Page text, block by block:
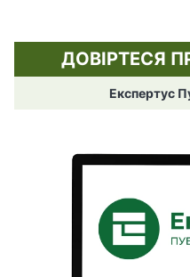
ДОВІРТЕСЯ
Експертус